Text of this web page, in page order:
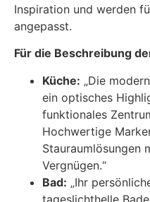
Inspiration und werden
angepasst.
Für die Beschreibung
Küche: „Die
ein optisches
funktionales
Hochwertige
Stauraumlösungen
Vergnügen.“
Bad: „Ihr
tageslichthelle